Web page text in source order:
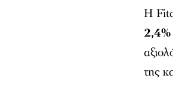
Η
της